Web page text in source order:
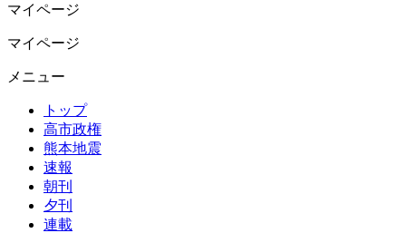
マイページ
マイページ
メニュー
トップ
高市政権
熊本地震
速報
朝刊
夕刊
連載